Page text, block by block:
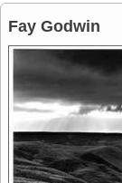
Fay Godwin